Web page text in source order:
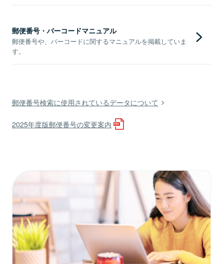
郵便番号・バーコードマニュアル
郵便番号や、バーコードに関するマニュアルを掲載していま
す。
郵便番号検索に使用されているデータについて
2025年度版郵便番号の変更案内